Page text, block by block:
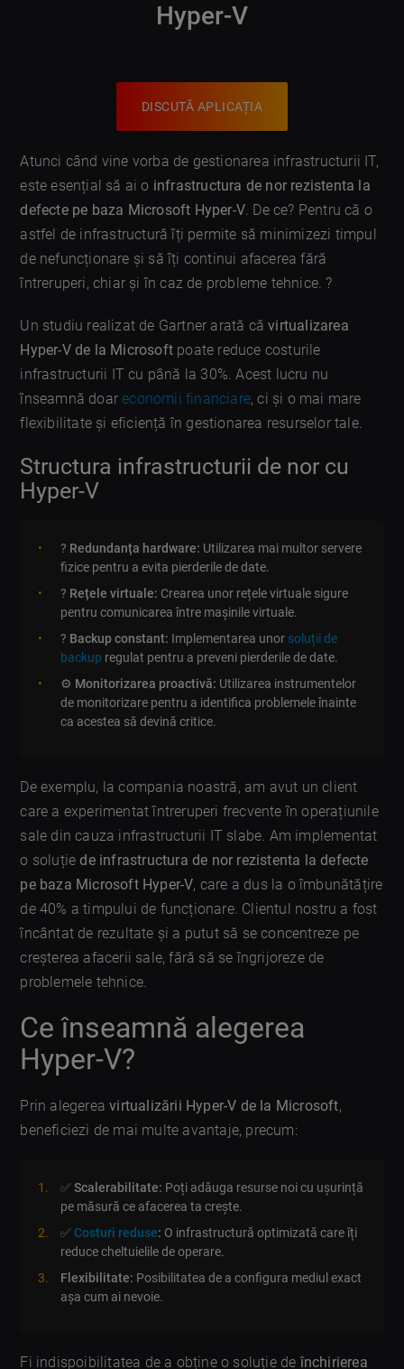
Hyper-V
DISCUTĂ APLICAȚIA
Atunci când vine vorba de gestionarea infrastructurii IT,
este esențial să ai o infrastructura de nor rezistenta la
defecte pe baza Microsoft Hyper-V. De ce? Pentru că o
astfel de infrastructură îți permite să minimizezi timpul
de nefuncționare și să îți continui afacerea fără
întreruperi, chiar și în caz de probleme tehnice. ?
Un studiu realizat de Gartner arată căvirtualizarea
Hyper-V de la Microsoft poate reduce costurile
infrastructurii IT cu până la 30%. Acest lucru nu
înseamnă doareconomii financiare, ci și o mai mare
flexibilitate și eficiență în gestionarea resurselor tale.
Structura infrastructurii de nor cu
Hyper-V
?️ Redundanța hardware: Utilizarea mai multor servere
fizice pentru a evita pierderile de date.
? Rețele virtuale: Crearea unor rețele virtuale sigure
pentru comunicarea între mașinile virtuale.
? Backup constant: Implementarea unor soluții de
backup regulat pentru a preveni pierderile de date.
⚙️ Monitorizarea proactivă: Utilizarea instrumentelor
de monitorizare pentru a identifica problemele înainte
ca acestea să devină critice.
De exemplu, la compania noastră, am avut un client
care a experimentat întreruperi frecvente în operațiunile
sale din cauza infrastructurii IT slabe. Am implementat
o soluțiede infrastructura de nor rezistenta la defecte
pe baza Microsoft Hyper-V, care a dus la o îmbunătățire
de 40% a timpului de funcționare. Clientul nostru a fost
încântat de rezultate și a putut să se concentreze pe
creșterea afacerii sale, fără să se îngrijoreze de
problemele tehnice.
Ce înseamnă alegerea
Hyper-V?
Prin alegereavirtualizării Hyper-V de la Microsoft,
beneficiezi de mai multe avantaje, precum:
✅Scalerabilitate: Poți adăuga resurse noi cu ușurință
pe măsură ce afacerea ta crește.
✅Costuri reduse: O infrastructură optimizată care îți
reduce cheltuielile de operare.
Flexibilitate: Posibilitatea de a configura mediul exact
așa cum ai nevoie.
Fi indispoibilitatea de a obține o soluție de închirierea